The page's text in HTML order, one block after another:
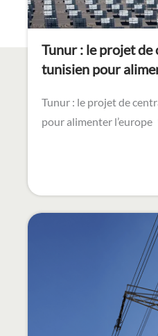
Tunur : le projet de
tunisien pour
Tunur : le projet de
pour alimenter